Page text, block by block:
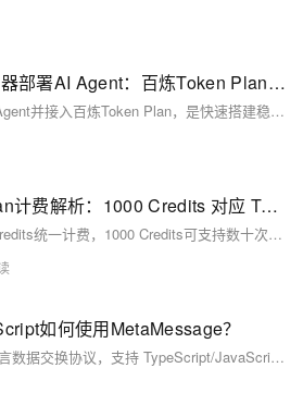
阿里云ECS/轻量服务器部署AI Agent：百炼Token Plan接入与配置详解
在阿里云服务器上部署AI Agent并接入百炼Token Plan，是快速搭建稳定、低成本、可规模化运行的AI智能体服务的最优路径。依托阿里云服务器的稳定算力与百炼Token Plan的统一Credits计费模式，AI Agent可实现多模型调用、上下文记忆、工具执行等核心能力，无需复杂运维即可支撑个人开发、团队协作与业务落地。本文以主流的Hermes Agent为例，从部署前准备、服务器选型与创建、百炼Token Plan开通与凭证获取、AI Agent部署与配置、功能验证到常见问题排查，提供完整实操流程，覆盖轻量应用服务器一键部署与ECS手动部署两种方案，适配新手与进阶用户需求。
阿里云百炼Token Plan计费解析：1000 Credits 对应 Tokens 数量及使用场景
阿里云百炼Token Plan以Credits统一计费，1000 Credits可支持数十次短文本问答（如qwen3.6-flash），或少量图像生成（如qwen-image-2.0），或几次复杂推理（如qwen3.7-max）。标准/高级/尊享坐席月费198/698/1398元，含2.5万/10万/25万Credits。阿里云百炼官网：https://t.aliyun.com/U/fPVHqY
如何使用MetaMessage？
MetaMessage 是一种跨语言数据交换协议，支持 TypeScript/JavaScript（通过装饰器自动类型转换）、JSONC 文本与紧凑二进制 wire 格式，兼顾可读性、精度（如 bigint 表示 int64）与性能，旨在替代 JSON、Protobuf 等传统序列化方案。